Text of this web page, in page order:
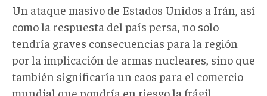
Un ataque masivo de Estados Unidos a Irán, así
como la respuesta del país persa, no solo
tendría graves consecuencias para la región
por la implicación de armas nucleares, sino que
también significaría un caos para el comercio
mundial que pondría en riesgo la frágil